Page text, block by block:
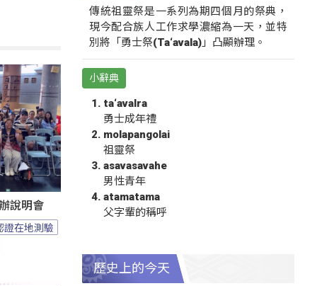
說明會
證在地測驗
傳統祖靈祭是一系列為期四個月的祭典，
現今配合族人工作求學濃縮為一天，並特
別將「勇士祭(Ta‘avala)」凸顯辦理。
小辭典
ta‘avalra
勇士成年禮
molapangolai
祖靈祭
asavasavahe
男性青年
atamatama
父字輩的稱呼
歷史上的今天